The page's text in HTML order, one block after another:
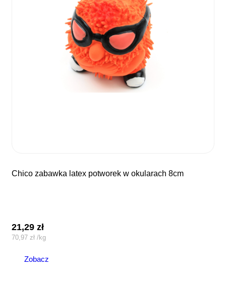
chico zabawka latex potworek w okularach 8cm
21,29zł
70,97 zł /kg
Zobacz